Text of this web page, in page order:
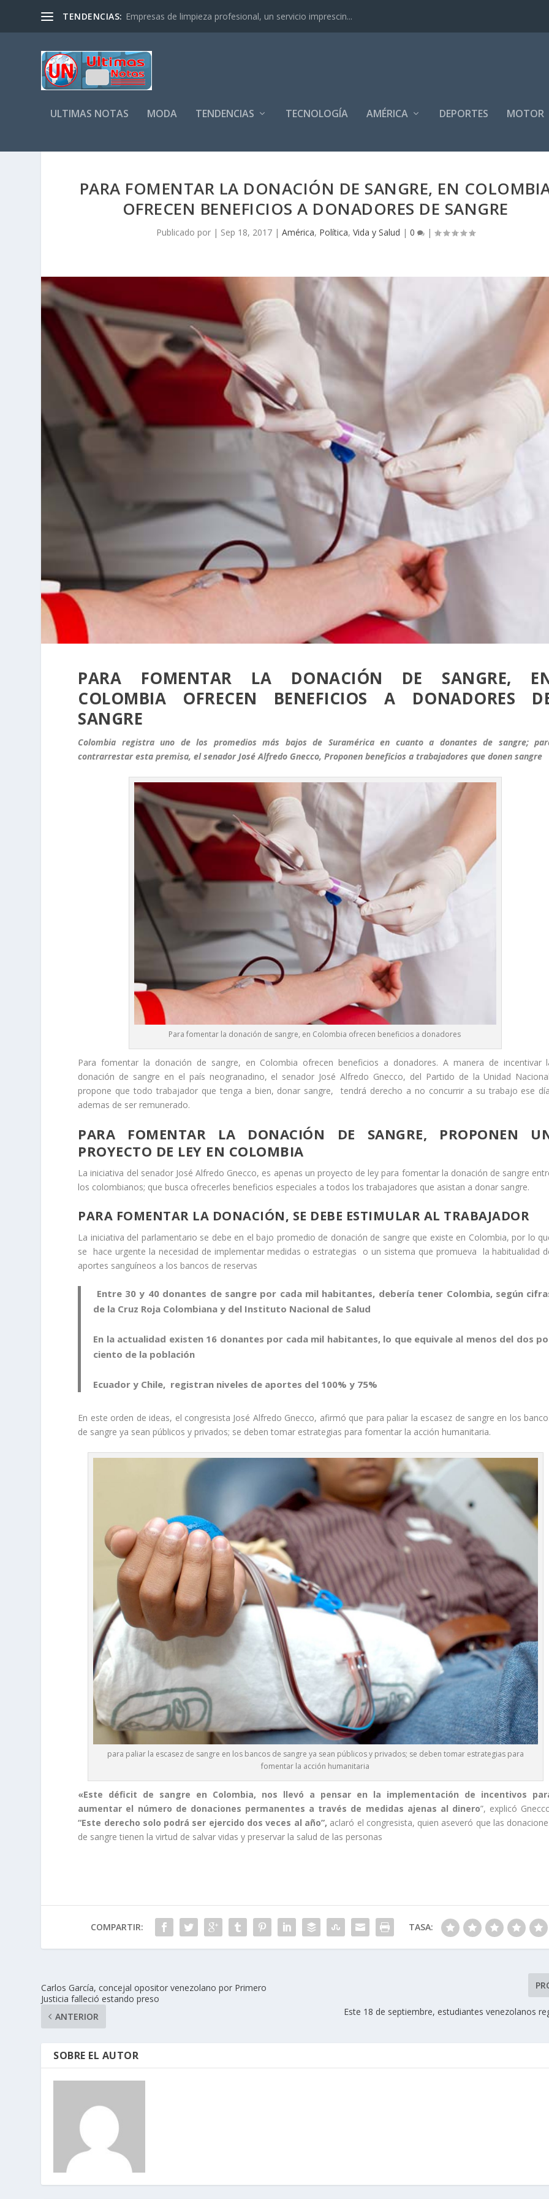
TENDENCIAS: Empresas de limpieza profesional, un servicio imprescin...
ULTIMAS NOTAS MODA TENDENCIAS TECNOLOGÍA AMÉRICA DEPORTES MOTOR
PARA FOMENTAR LA DONACIÓN DE SANGRE, EN
OFRECEN BENEFICIOS A DONADORES DE SANGRE
Publicado por | Sep 18, 2017| América, Política, Vida y Salud | 0 |
PARA FOMENTAR LA DONACIÓN DE SANGRE,
COLOMBIA OFRECEN BENEFICIOS A DONADORES
SANGRE
Colombia registra uno de los promedios más bajos de Suramérica en cuanto a donantes de sangre;
contrarrestar esta premisa, el senador José Alfredo Gnecco, Proponen beneficios a trabajadores que donen sangre
Para fomentar la donación de sangre, en Colombia ofrecen beneficios a donadores
Para fomentar la donación de sangre, en Colombia ofrecen beneficios a donadores. A manera de incentivar
donación de sangre en el país neogranadino, el senador José Alfredo Gnecco, del Partido de la Unidad
propone que todo trabajador que tenga a bien, donar sangre, tendrá derecho a no concurrir a su trabajo ese
ademas de ser remunerado.
PARA FOMENTAR LA DONACIÓN DE SANGRE, PROPONEN
PROYECTO DE LEY EN COLOMBIA
La iniciativa del senador José Alfredo Gnecco, es apenas un proyecto de ley para fomentar la donación de sangre
los colombianos; que busca ofrecerles beneficios especiales a todos los trabajadores que asistan a donar sangre.
PARA FOMENTAR LA DONACIÓN, SE DEBE ESTIMULAR AL TRABAJADOR
La iniciativa del parlamentario se debe en el bajo promedio de donación de sangre que existe en Colombia, por lo
se hace urgente la necesidad de implementar medidas o estrategias o un sistema que promueva la habitualidad
aportes sanguíneos a los bancos de reservas
Entre 30 y 40 donantes de sangre por cada mil habitantes, debería tener Colombia, según
de la Cruz Roja Colombiana y del Instituto Nacional de Salud
En la actualidad existen 16 donantes por cada mil habitantes, lo que equivale al menos del dos
ciento de la población
Ecuador y Chile, registran niveles de aportes del 100% y 75%
En este orden de ideas, el congresista José Alfredo Gnecco, afirmó que para paliar la escasez de sangre en los
de sangre ya sean públicos y privados; se deben tomar estrategias para fomentar la acción humanitaria.
para paliar la escasez de sangre en los bancos de sangre ya sean públicos y privados; se deben tomar estrategias para
fomentar la acción humanitaria
«Este déficit de sangre en Colombia, nos llevó a pensar en la implementación de incentivos
aumentar el número de donaciones permanentes a través de medidas ajenas al dinero”, explicó
“Este derecho solo podrá ser ejercido dos veces al año”, aclaró el congresista, quien aseveró que las
de sangre tienen la virtud de salvar vidas y preservar la salud de las personas
COMPARTIR: TASA:
Carlos García, concejal opositor venezolano por Primero
Justicia falleció estando preso
ANTERIOR
Este 18 de septiembre, estudiantes venezolanos
SOBRE EL AUTOR